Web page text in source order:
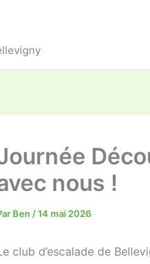
nous !
Ben /14 mai 2026
club d’escalade de